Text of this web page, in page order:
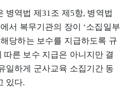
병역법 제31조 제5항, 병역법
서 복무기관의 장이 ‘소집일부
당하는 보수를 지급하도록 규
른 보수 지급은 아니지만 결
일하게 군사교육 소집기간 동
있다.